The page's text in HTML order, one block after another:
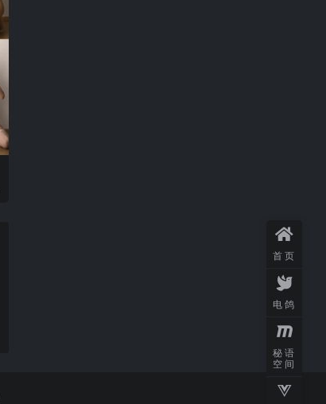
首页
电鸽
秘语
空间